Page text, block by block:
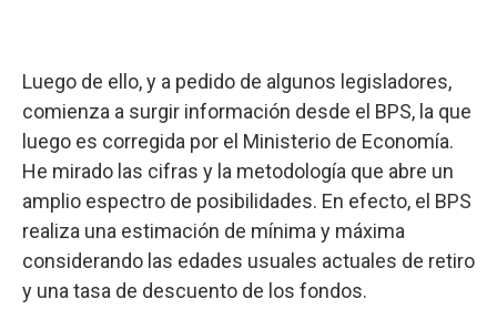
Luego de ello, y a pedido de algunos legisladores,
comienza a surgir información desde el BPS, la que
luego es corregida por el Ministerio de Economía.
He mirado las cifras y la metodología que abre un
amplio espectro de posibilidades. En efecto, el BPS
realiza una estimación de mínima y máxima
considerando las edades usuales actuales de retiro
y una tasa de descuento de los fondos.